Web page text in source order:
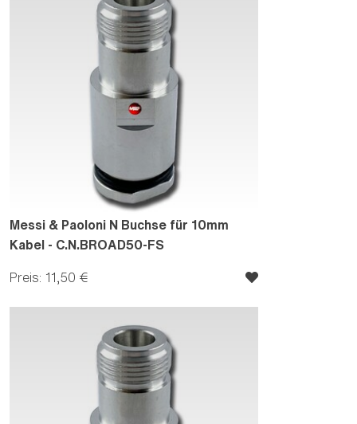
Messi & Paoloni N Buchse für 10mm
Kabel - C.N.BROAD50-FS
Preis: 11,50 €